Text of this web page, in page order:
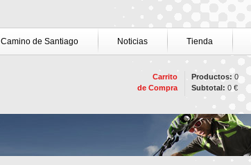
Camino de Santiago Noticias Tienda
Carrito
de Compra
Productos: 0
Subtotal: 0 €